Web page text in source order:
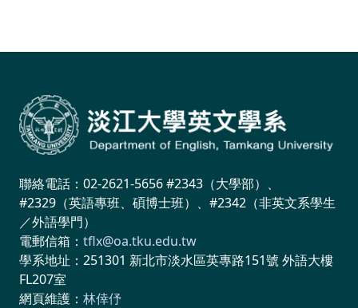
聯絡電話：02-2621-5656 #2343（大學部）、
#2329（英語專班、碩博士班）、#2342（非英文系學生
／外語學門）
電郵信箱： tflx@oa.tku.edu.tw
學系地址：251301 新北市淡水區英專路151號 外語大樓
FL207室
網頁維護： 林倖伃